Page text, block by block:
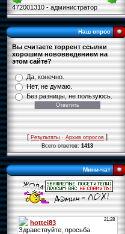
472001310 - администратор
Наш опрос
Вы считаете торрент ссылки
хорошим нововведением на
этом сайте?
Да, конечно.
Нет, не думаю.
Без разницы, не пользуюсь.
[Результаты·Архив опросов]
Всего ответов:1413
Мини-чат